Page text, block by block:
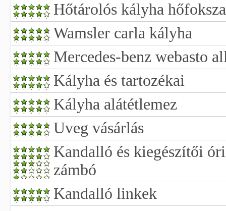
Hőtárolós kályha
Wamsler carla kályha
Mercedes-benz webasto
Kályha és tartozékai
Kályha alátétlemez
Uveg vásárlás
Kandalló és kiegészítői
zámbó
Kandalló linkek